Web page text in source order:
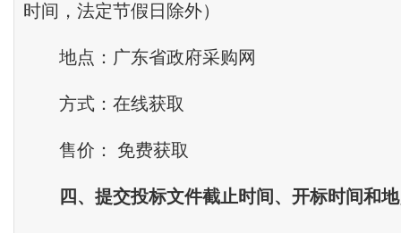
时间，法定节假日除外）
地点：广东省政府采购网
方式：在线获取
售价： 免费获取
四 、 提交投标文件截止时间 、 开标时间和